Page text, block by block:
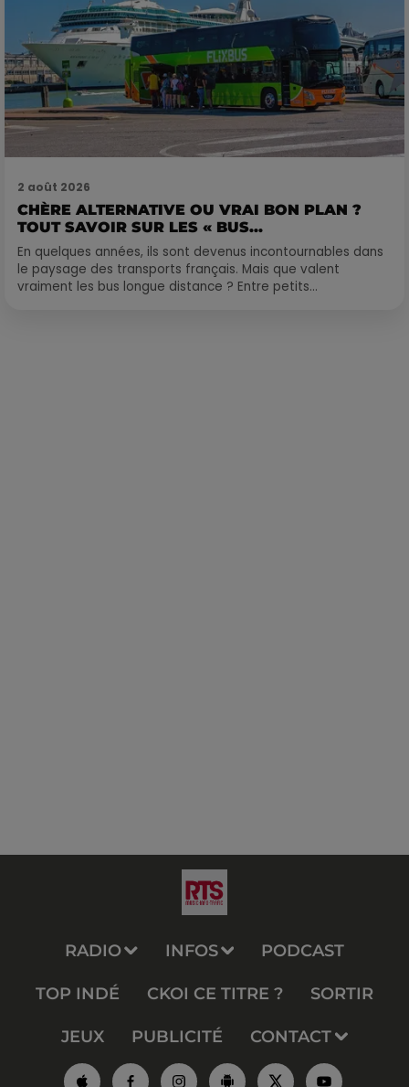
2 août 2026
CHÈRE ALTERNATIVE OU VRAI BON PLAN ?
TOUT SAVOIR SUR LES « BUS...
En quelques années, ils sont devenus incontournables dans
le paysage des transports français. Mais que valent
vraiment les bus longue distance ? Entre petits...
RADIO INFOS PODCAST
TOP INDÉ CKOI CE TITRE ? SORTIR
JEUX PUBLICITÉ CONTACT